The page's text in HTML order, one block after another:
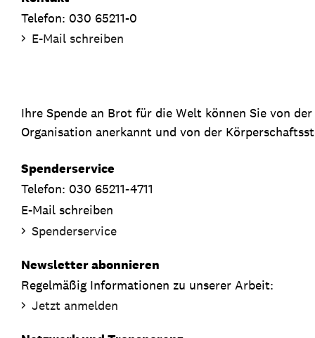
Telefon: 030 65211-0
E-Mail schreiben
Ihre Spende an Brot für die Welt können Sie von
Organisation anerkannt und von der
Spenderservice
Telefon: 030 65211-4711
E-Mail schreiben
Spenderservice
Newsletter abonnieren
Regelmäßig Informationen zu unserer Arbeit:
Jetzt anmelden